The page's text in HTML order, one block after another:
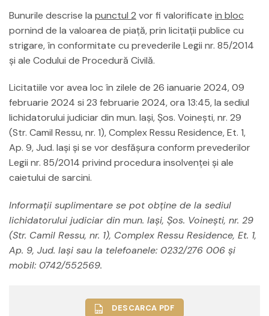
Bunurile descrise la punctul 2 vor fi valorificate in bloc
pornind de la valoarea de piață, prin licitaţii publice cu
strigare, în conformitate cu prevederile Legii nr. 85/2014
şi ale Codului de Procedură Civilă.
Licitatiile vor avea loc în zilele de 26 ianuarie 2024, 09
februarie 2024 si 23 februarie 2024, ora 13:45, la sediul
lichidatorului judiciar din mun. Iaşi, Șos. Voinești, nr. 29
(Str. Camil Ressu, nr. 1), Complex Ressu Residence, Et. 1,
Ap. 9, Jud. Iași şi se vor desfăşura conform prevederilor
Legii nr. 85/2014 privind procedura insolvenţei şi ale
caietului de sarcini.
Informaţii suplimentare se pot obţine de la sediul
lichidatorului judiciar din mun. Iaşi, Șos. Voinești, nr. 29
(Str. Camil Ressu, nr. 1), Complex Ressu Residence, Et. 1,
Ap. 9, Jud. Iași sau la telefoanele: 0232/276 006 şi
mobil: 0742/552569.
DESCARCA PDF